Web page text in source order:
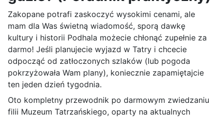
Zakopane potrafi zaskoczyć wysokimi cenami, ale
mam dla Was świetną wiadomość, sporą dawkę
kultury i historii Podhala możecie chłonąć zupełnie za
darmo! Jeśli planujecie wyjazd w Tatry i chcecie
odpocząć od zatłoczonych szlaków (lub pogoda
pokrzyżowała Wam plany), koniecznie zapamiętajcie
ten jeden dzień tygodnia.
Oto kompletny przewodnik po darmowym zwiedzaniu
filii Muzeum Tatrzańskiego, oparty na aktualnych